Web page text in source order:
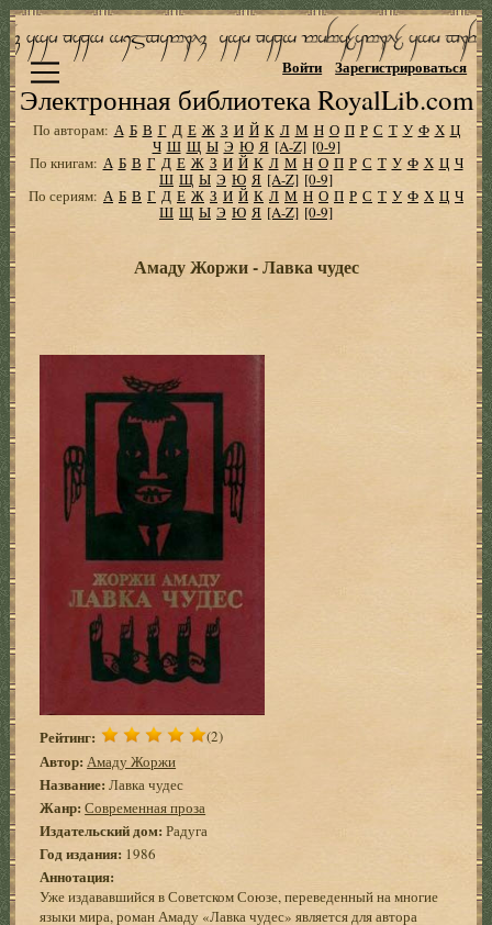
Электронная библиотека RoyalLib.com
Войти Зарегистрироваться
По авторам: А Б В Г Д Е Ж З И Й К Л М Н О П Р С Т У Ф Х Ц
Ч Ш Щ Ы Э Ю Я [A-Z] [0-9]
По книгам: А Б В Г Д Е Ж З И Й К Л М Н О П Р С Т У Ф Х Ц Ч
Ш Щ Ы Э Ю Я [A-Z] [0-9]
По сериям: А Б В Г Д Е Ж З И Й К Л М Н О П Р С Т У Ф Х Ц Ч
Ш Щ Ы Э Ю Я [A-Z] [0-9]
Амаду Жоржи - Лавка чудес
Рейтинг: (2)
Автор: Амаду Жоржи
Название: Лавка чудес
Жанр: Современная проза
Издательский дом: Радуга
Год издания: 1986
Аннотация:
Уже издававшийся в Советском Союзе, переведенный на многие
языки мира, роман Амаду «Лавка чудес» является для автора